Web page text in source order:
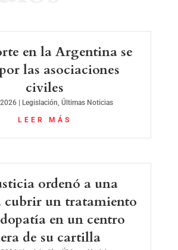
en la Argentina se
las asociaciones
civiles
| Legislación Últimas Noticias
LEER MÁS
ordenó a una
cubrir un tratamiento
en un centro
de su cartilla